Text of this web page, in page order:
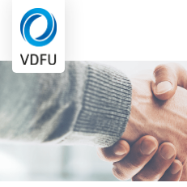
Mitgliederportal
Verband
Mitglieder